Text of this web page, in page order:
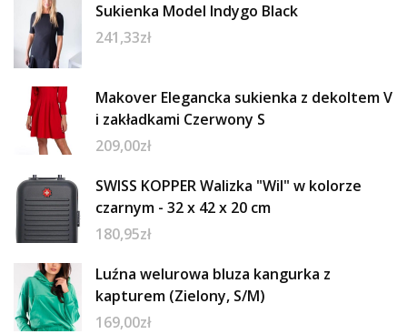
Sukienka Model Indygo Black
241,33zł
Makover Elegancka sukienka z dekoltem V
i zakładkami Czerwony S
209,00zł
SWISS KOPPER Walizka "Wil" w kolorze
czarnym - 32 x 42 x 20 cm
180,95zł
Luźna welurowa bluza kangurka z
kapturem (Zielony, S/M)
169,00zł